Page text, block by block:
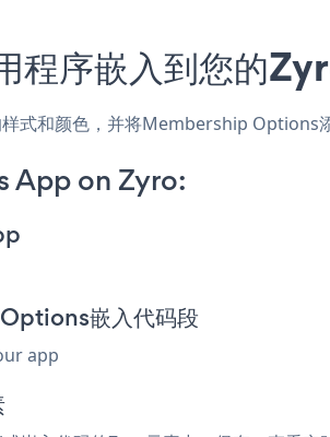
序嵌入到您的
和颜色，并将Membership Options
App on Zyro:
嵌入代码段
app